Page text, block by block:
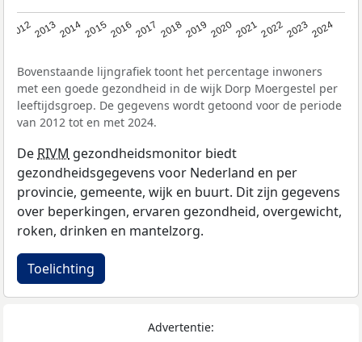
201220132014201520162017 20182019 20202021202220232024
Bovenstaande lijngrafiek toont het percentage inwoners
met een goede gezondheid in de wijk Dorp Moergestel per
leeftijdsgroep. De gegevens wordt getoond voor de periode
van 2012 tot en met 2024.
De RIVM gezondheidsmonitor biedt
gezondheidsgegevens voor Nederland en per
provincie, gemeente, wijk en buurt. Dit zijn gegevens
over beperkingen, ervaren gezondheid, overgewicht,
roken, drinken en mantelzorg.
Toelichting
Advertentie: